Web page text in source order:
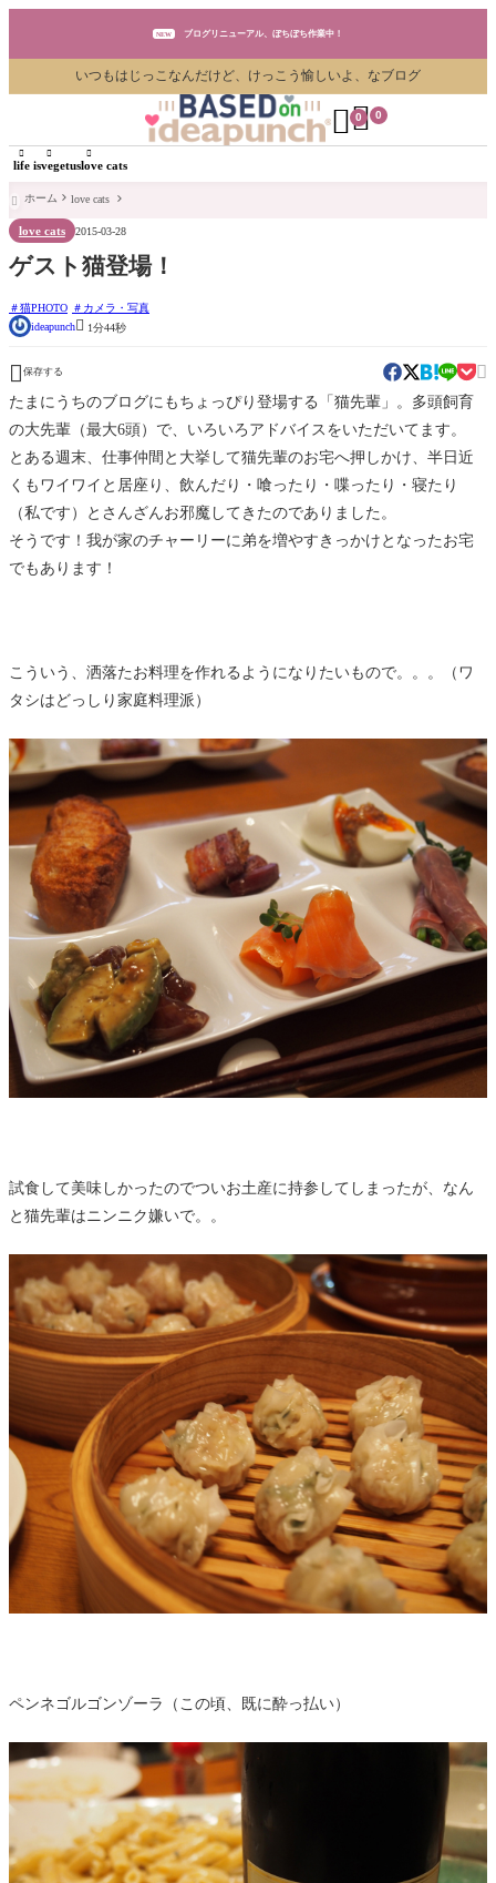
NEW ブログリニューアル、ぼちぼち作業中！
ブログリニューアル、ぼちぼち作業中！
ブログリニューアル、ぼちぼち作業中！
いつもはじっこなんだけど、けっこう愉しいよ、なブログ

life is

vegetus

love cats
 0
 0
 ホーム love cats
love cats 2015-03-28
ゲスト猫登場！
猫PHOTO
カメラ・写真
ideapunch 1分44秒
 保存する 
たまにうちのブログにもちょっぴり登場する「猫先輩」。多頭飼育
の大先輩（最大6頭）で、いろいろアドバイスをいただいてます。
とある週末、仕事仲間と大挙して猫先輩のお宅へ押しかけ、半日近
くもワイワイと居座り、飲んだり・喰ったり・喋ったり・寝たり
（私です）とさんざんお邪魔してきたのでありました。
そうです！我が家のチャーリーに弟を増やすきっかけとなったお宅
でもあります！
こういう、洒落たお料理を作れるようになりたいもので。。。（ワ
タシはどっしり家庭料理派）
試食して美味しかったのでついお土産に持参してしまったが、なん
と猫先輩はニンニク嫌いで。。
ペンネゴルゴンゾーラ（この頃、既に酔っ払い）